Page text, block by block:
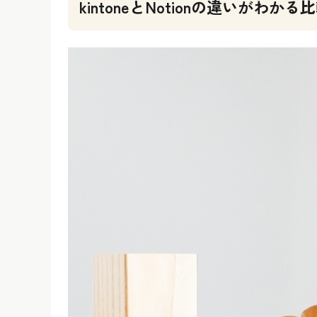
kintoneとNotionの違いがわかる